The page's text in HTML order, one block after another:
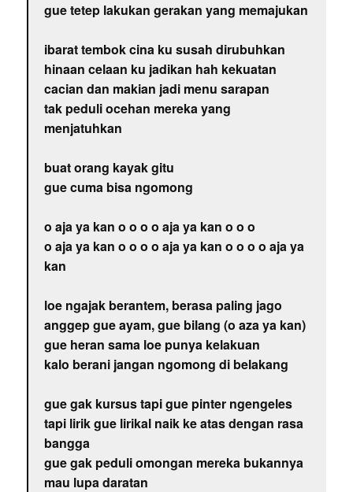
gue tetep lakukan gerakan yang memajukan
ibarat tembok cina ku susah dirubuhkan
hinaan celaan ku jadikan hah kekuatan
cacian dan makian jadi menu sarapan
tak peduli ocehan mereka yang
menjatuhkan
buat orang kayak gitu
gue cuma bisa ngomong
o aja ya kan o o o o aja ya kan o o o
o aja ya kan o o o o aja ya kan o o o o aja ya
kan
loe ngajak berantem, berasa paling jago
anggep gue ayam, gue bilang (o aza ya kan)
gue heran sama loe punya kelakuan
kalo berani jangan ngomong di belakang
gue gak kursus tapi gue pinter ngengeles
tapi lirik gue lirikal naik ke atas dengan rasa
bangga
gue gak peduli omongan mereka bukannya
mau lupa daratan